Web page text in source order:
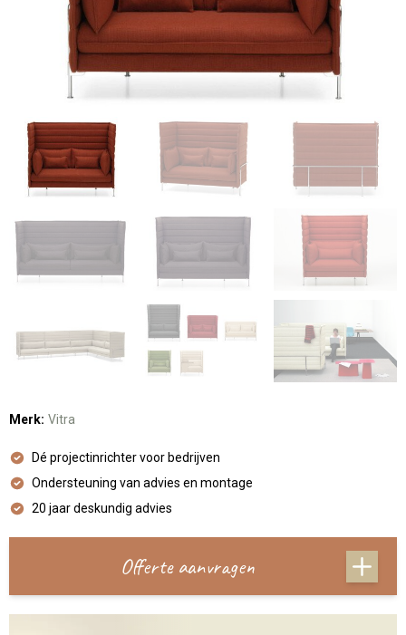
Merk: Vitra
Dé projectinrichter voor bedrijven
Ondersteuning van advies en montage
20 jaar deskundig advies
Offerte aanvragen